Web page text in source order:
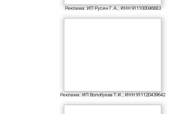
Реклама: ИП Русин Г.А., ИНН 911100046883
Реклама: ИП Волобуева Т.И., ИНН 911120439642